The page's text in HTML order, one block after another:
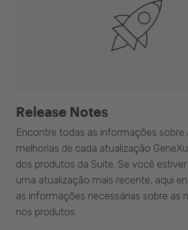
Release Notes
Encontre todas as informações sobre
melhorias de cada atualização
dos produtos da Suite. Se você
uma atualização mais recente, aqui
as informações necessárias sobre as
nos produtos.